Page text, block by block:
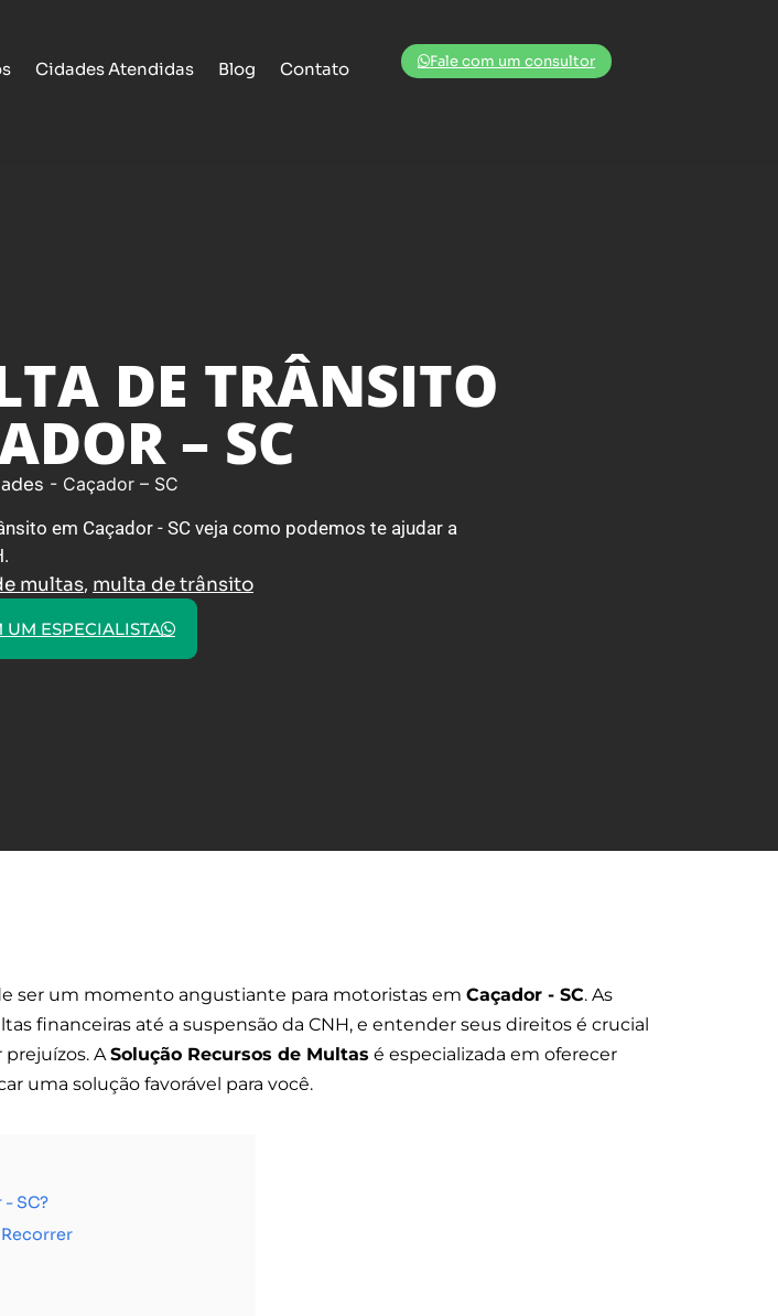
Cidades Atendidas Blog Contato Fale com um consultor
DE TRÂNSITO
– SC
- Caçador – SC
em Caçador - SC veja como podemos te ajudar a
multas, multa de trânsito
UM ESPECIALISTA
ser um momento angustiante para motoristas emCaçador - SC. As
financeiras até a suspensão da CNH, e entender seus direitos é crucial
prejuízos. ASolução Recursos de Multas é especializada em oferecer
uma solução favorável para você.
- SC?